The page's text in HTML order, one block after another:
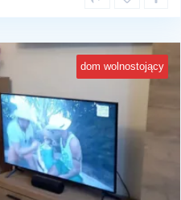
dom wolnostojący